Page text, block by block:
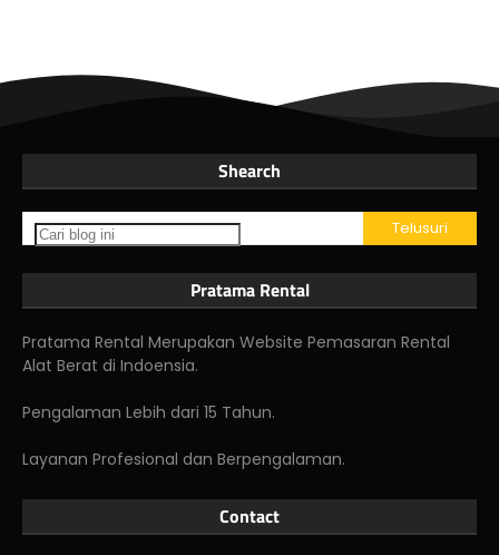
Shearch
Pratama Rental
Pratama Rental Merupakan Website Pemasaran Rental
Alat Berat di Indoensia.
Pengalaman Lebih dari 15 Tahun.
Layanan Profesional dan Berpengalaman.
Contact